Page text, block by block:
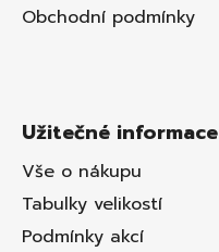
Obchodní podmínky
Užitečné informace
Vše o nákupu
Tabulky velikostí
Podmínky akcí